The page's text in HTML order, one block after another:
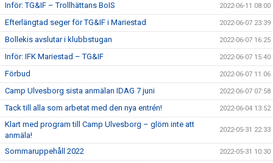
Inför: TG&IF – Trollhättans BoIS 2022-06-11 08:00
Efterlängtad seger för TG&IF i Mariestad 2022-06-07 23:39
Bollekis avslutar i klubbstugan 2022-06-07 16:25
Inför: IFK Mariestad – TG&IF 2022-06-07 15:40
Förbud 2022-06-07 11:06
Camp Ulvesborg sista anmälan IDAG 7 juni 2022-06-07 07:58
Tack till alla som arbetat med den nya entrén! 2022-06-04 13:52
Klart med program till Camp Ulvesborg – glöm inte att
anmäla!
2022-05-31 22:33
Sommaruppehåll 2022 2022-05-31 10:30